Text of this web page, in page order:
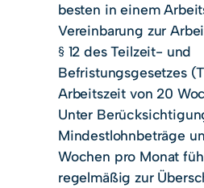
besten in einem
Vereinbarung zur
§ 12 des Teilzeit- und
Befristungsgesetzes
Arbeitszeit von 20
Unter
Mindestlohnbeträge
Wochen pro Monat
regelmäßig zur